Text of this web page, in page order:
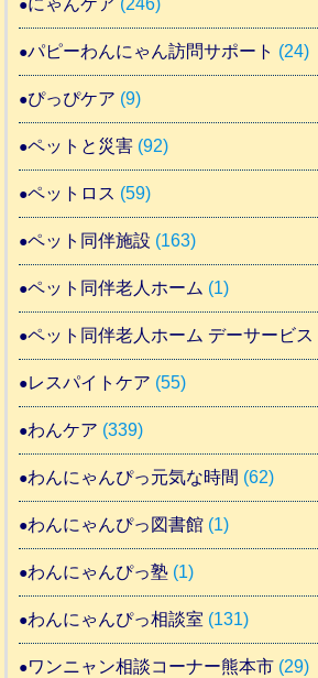
パピーわんにゃん訪問サポート (24)
ぴっぴケア (9)
ペットと災害 (92)
ペットロス (59)
ペット同伴施設 (163)
ペット同伴老人ホーム (1)
ペット同伴老人ホーム デーサービス
レスパイトケア (55)
わんケア (339)
わんにゃんぴっ元気な時間 (62)
わんにゃんぴっ図書館 (1)
わんにゃんぴっ塾 (1)
わんにゃんぴっ相談室 (131)
ワンニャン相談コーナー熊本市 (29)